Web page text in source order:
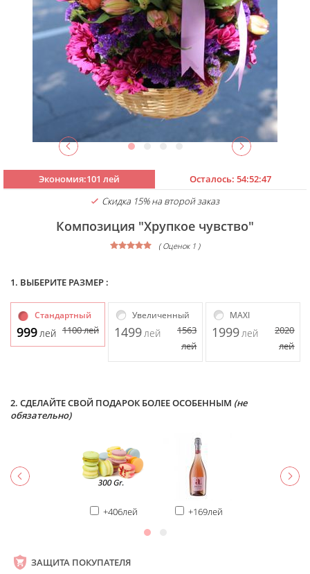
Экономия:101 лей Осталось:54:52:46
Скидка 15% на второй заказ
Композиция "Хрупкое чувство"
( Оценок 1 )
1. ВЫБЕРИТЕ РАЗМЕР :
Стандартный
999 лей 1100лей
Увеличенный
1499 лей
1563
лей
MAXI
1999 лей
2020
лей
2. СДЕЛАЙТЕ СВОЙ ПОДАРОК БОЛЕЕ ОСОБЕННЫМ (не
обязательно)
+406лей +169лей
ЗАЩИТА ПОКУПАТЕЛЯ